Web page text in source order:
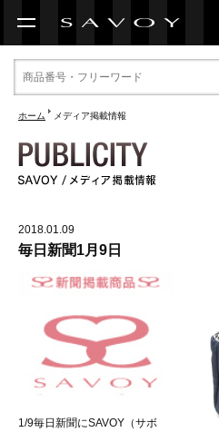
ホーム メディア掲載情報
2018.01.09
毎日新聞1月9日
1/9毎日新聞にSAVOY（サボ